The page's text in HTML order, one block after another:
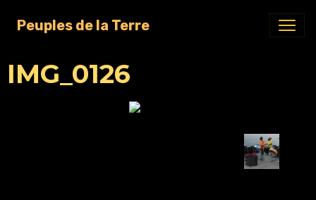
Peuples de la Terre
IMG_0126